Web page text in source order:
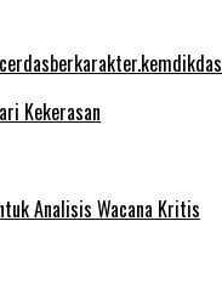
Kekerasan
Analisis Wacana Kritis